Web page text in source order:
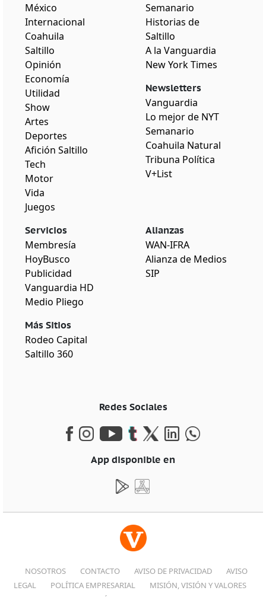
México
Internacional
Coahuila
Saltillo
Opinión
Economía
Utilidad
Show
Artes
Deportes
Afición Saltillo
Tech
Motor
Vida
Juegos
Semanario
Historias de
Saltillo
A la Vanguardia
New York Times
Newsletters
Vanguardia
Lo mejor de NYT
Semanario
Coahuila Natural
Tribuna Política
V+List
Servicios
Membresía
HoyBusco
Publicidad
Vanguardia HD
Medio Pliego
Más Sitios
Rodeo Capital
Saltillo 360
Alianzas
WAN-IFRA
Alianza de Medios
SIP
Redes Sociales
App disponible en
NOSOTROS CONTACTO AVISO DE PRIVACIDAD
AVISO
LEGAL
POLÍTICA EMPRESARIAL
MISIÓN, VISIÓN Y VALORES